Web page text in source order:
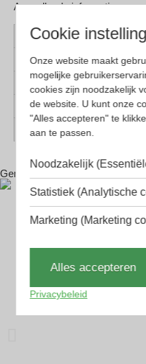
Aanvullende informatie
Kleur montuur Blauw
Montuur materiaal
Lens materiaal
Geschikt voor
Gerelateerde producten
Cookie
Onze website maakt
mogelijke
cookies zijn noodzakelijk
de website. U kunt onze
"Alles accepteren" te
aan te passen.
Noodzakelijk
Statistiek (Analytische
Marketing (Marketing
Alles accepteren
Privacybeleid